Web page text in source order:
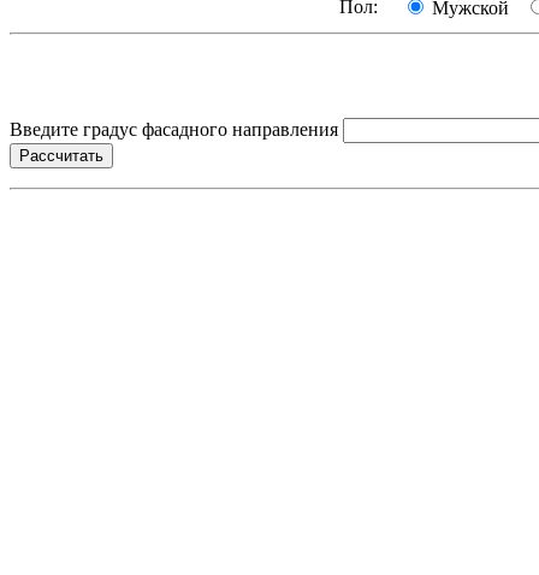
Пол:
Мужской
Введите градус фасадного направления
Рассчитать